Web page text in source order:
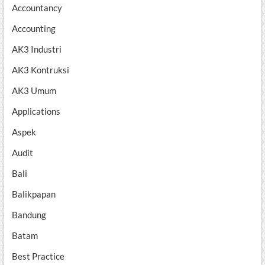
Accountancy
Accounting
AK3 Industri
AK3 Kontruksi
AK3 Umum
Applications
Aspek
Audit
Bali
Balikpapan
Bandung
Batam
Best Practice